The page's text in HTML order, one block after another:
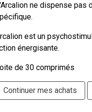
ne dispense pas
est un
énergisante.
de 30 comprimés
Continuer mes achats